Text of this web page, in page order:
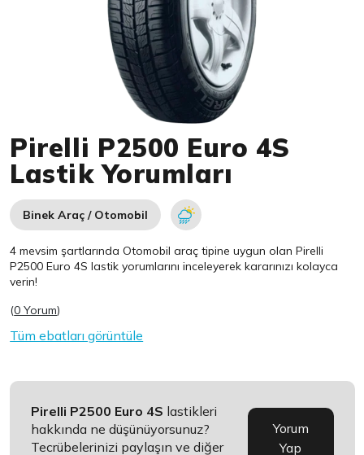
Pirelli P2500 Euro 4S
Lastik Yorumları
Binek Araç / Otomobil
4 mevsim şartlarında Otomobil araç tipine uygun olanPirelli
P2500 Euro 4S lastik yorumlarını inceleyerek kararınızı kolayca
verin!
(0 Yorum)
Tüm ebatları görüntüle
Pirelli P2500 Euro 4S lastikleri
hakkında ne düşünüyorsunuz?
Tecrübelerinizi paylaşın ve diğer
Yorum
Yap